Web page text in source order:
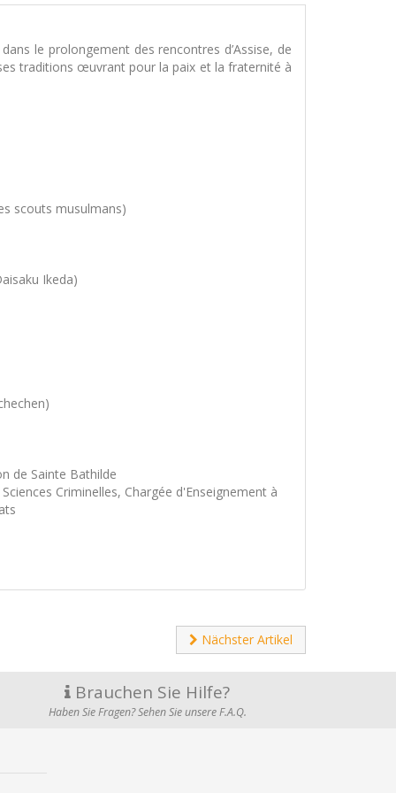
le prolongement des rencontres d’Assise, de
traditions œuvrant pour la paix et la fraternité à
scouts musulmans)
Ikeda)
de Sainte Bathilde
Criminelles, Chargée d'Enseignement à
Nächster Artikel
Brauchen Sie Hilfe?
Haben Sie Fragen? Sehen Sie unsere F.A.Q.